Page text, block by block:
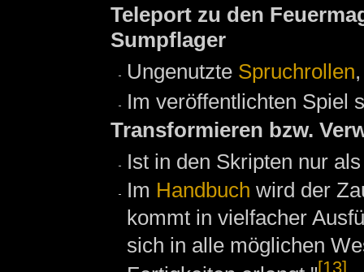
Teleport zu den
Sumpflager
Ungenutzte Spruchrollen
Im veröffentlichten Spiel
Transformieren bzw.
Ist in den Skripten nur
Im Handbuch wird der
kommt in vielfacher
sich in alle möglichen
[13]